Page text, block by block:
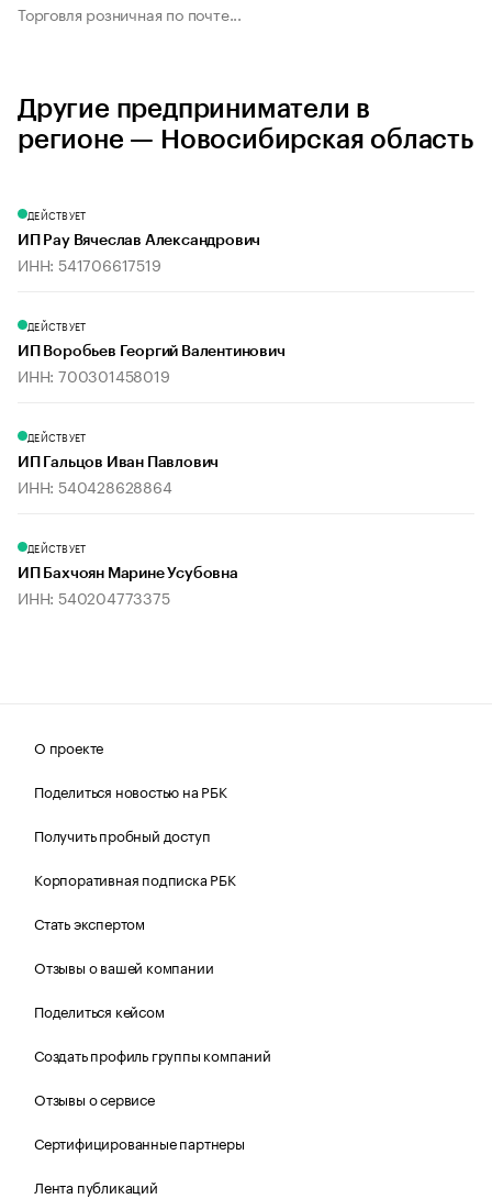
Торговля розничная по почте...
Другие предприниматели в
регионе — Новосибирская область
ДЕЙСТВУЕТ
ИП Рау Вячеслав Александрович
ИНН: 541706617519
ДЕЙСТВУЕТ
ИП Воробьев Георгий Валентинович
ИНН: 700301458019
ДЕЙСТВУЕТ
ИП Гальцов Иван Павлович
ИНН: 540428628864
ДЕЙСТВУЕТ
ИП Бахчоян Марине Усубовна
ИНН: 540204773375
О проекте
Поделиться новостью на РБК
Получить пробный доступ
Корпоративная подписка РБК
Стать экспертом
Отзывы о вашей компании
Поделиться кейсом
Создать профиль группы компаний
Отзывы о сервисе
Сертифицированные партнеры
Лента публикаций